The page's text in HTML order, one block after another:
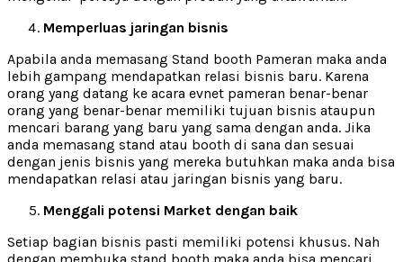
Memperluas jaringan bisnis
Apabila anda memasang Stand booth Pameran maka anda
lebih gampang mendapatkan relasi bisnis baru. Karena
orang yang datang ke acara evnet pameran benar-benar
orang yang benar-benar memiliki tujuan bisnis ataupun
mencari barang yang baru yang sama dengan anda. Jika
anda memasang stand atau booth di sana dan sesuai
dengan jenis bisnis yang mereka butuhkan maka anda bisa
mendapatkan relasi atau jaringan bisnis yang baru.
Menggali potensi Market dengan baik
Setiap bagian bisnis pasti memiliki potensi khusus. Nah
dengan membuka stand booth maka anda bisa mencari